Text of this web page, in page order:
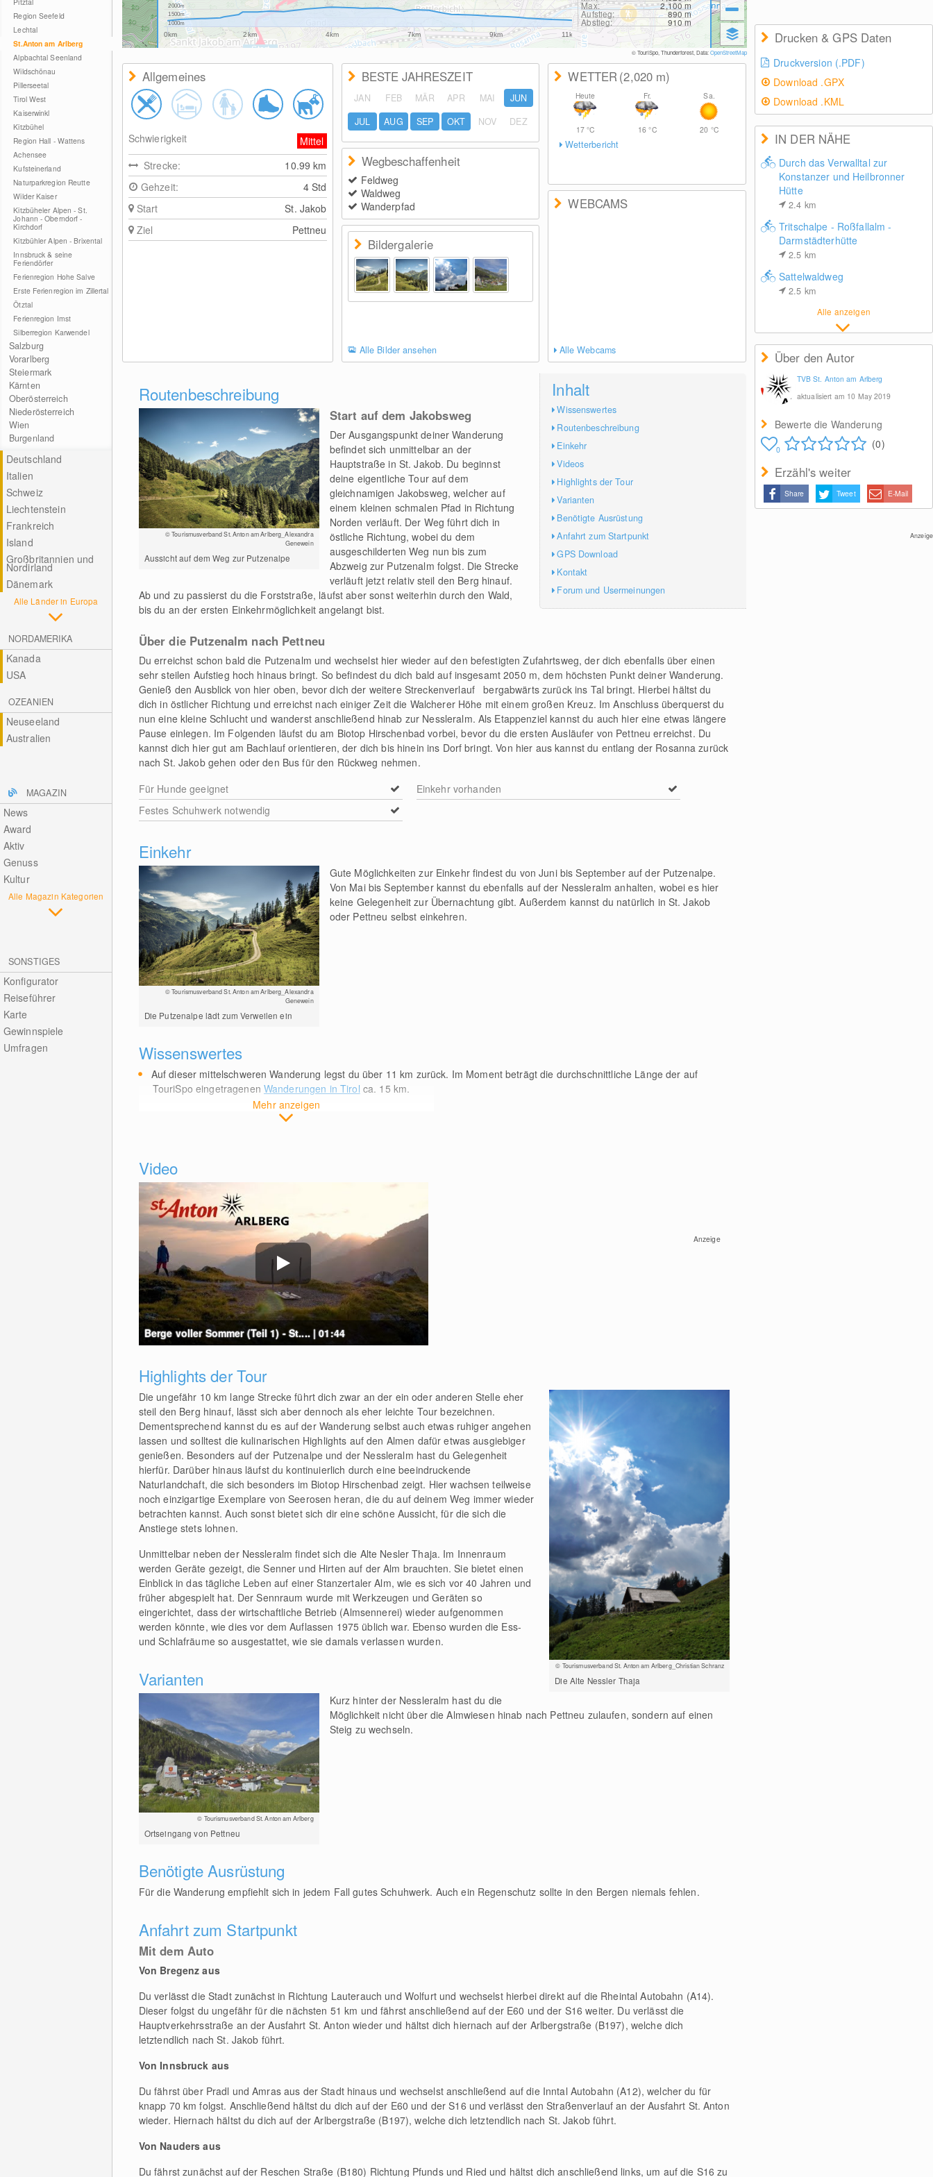
Region Seefeld
Lechtal
St.Anton am Arlberg
Alpbachtal Seenland
Wildschönau
Pillerseetal
Tirol West
Kaiserwinkl
Kitzbühel
Region Hall - Wattens
Achensee
Kufsteinerland
Naturparkregion Reutte
Wilder Kaiser
Kitzbüheler Alpen - St.
Johann - Oberndorf -
Kirchdorf
Kitzbühler Alpen - Brixental
Innsbruck & seine
Feriendörfer
Ferienregion Hohe Salve
Erste Ferienregion im Zillertal
Ötztal
Ferienregion Imst
Silberregion Karwendel
Salzburg
Vorarlberg
Steiermark
Kärnten
Oberösterreich
Niederösterreich
Wien
Burgenland
Deutschland
Italien
Schweiz
Liechtenstein
Frankreich
Island
Großbritannien und
Nordirland
Dänemark
Alle Länder in Europa
NORDAMERIKA
Kanada
USA
OZEANIEN
Neuseeland
Australien
MAGAZIN
News
Award
Aktiv
Genuss
Kultur
Alle Magazin Kategorien
SONSTIGES
Konfigurator
Reiseführer
Karte
Gewinnspiele
Umfragen
0km 2km 4km 7km 9km 11km
1000m
1500m
2000m Max: 2,100m
Aufstieg: 890m
Abstieg: 910m
© TouriSpo, Thunderforest, Data:OpenStreetMap
Drucken & GPS Daten
Druckversion (.PDF)
Download .GPX
Download .KML
IN DER NÄHE
Durch das Verwalltal zur
Konstanzer und Heilbronner
Hütte
2.4 km
Tritschalpe - Roßfallalm -
Darmstädterhütte
2.5 km
Sattelwaldweg
2.5 km
Alle anzeigen
Über den Autor
TVB St. Anton am Arlberg
aktualisiert am 10 May 2019
Bewerte die Wanderung
0 (0)
Erzähl's weiter
Share Tweet E-Mail
Anzeige
Allgemeines
Schwierigkeit
Mittel
Strecke:
10.99km
Gehzeit:
4 Std
Start
St. Jakob
Ziel
Pettneu
BESTE JAHRESZEIT
JAN FEB MÄR APR MAI
JUN
JUL
AUG SEP OKT NOV DEZ
Wegbeschaffenheit
Feldweg
Waldweg
Wanderpfad
Bildergalerie
Alle Bilder ansehen
WETTER(2,020 m)
Heute
17°C
Fr.
16°C
Sa.
20 °C
Wetterbericht
WEBCAMS
Alle Webcams
Inhalt
Wissenswertes
Routenbeschreibung
Einkehr
Videos
Highlights der Tour
Varianten
Benötigte Ausrüstung
Anfahrt zum Startpunkt
GPS Download
Kontakt
Forum und Usermeinungen
Routenbeschreibung
© Tourismusverband St. Anton am Arlberg_Alexandra
Genewein
Aussicht auf dem Weg zur Putzenalpe
Start auf dem Jakobsweg
Der Ausgangspunkt deiner Wanderung
befindet sich unmittelbar an der
Hauptstraße in St. Jakob. Du beginnst
deine eigentliche Tour auf dem
gleichnamigen Jakobsweg, welcher auf
einem kleinen schmalen Pfad in Richtung
Norden verläuft. Der Weg führt dich in
östliche Richtung, wobei du dem
ausgeschilderten Weg nun bis zum
Abzweig zur Putzenalm folgst. Die Strecke
verläuft jetzt relativ steil den Berg hinauf.
Ab und zu passierst du die Forststraße, läufst aber sonst weiterhin durch den Wald,
bis du an der ersten Einkehrmöglichkeit angelangt bist.
Über die Putzenalm nach Pettneu
Du erreichst schon bald die Putzenalm und wechselst hier wieder auf den befestigten Zufahrtsweg, der dich ebenfalls über einen
sehr steilen Aufstieg hoch hinaus bringt. So befindest du dich bald auf insgesamt 2050 m, dem höchsten Punkt deiner Wanderung.
Genieß den Ausblick von hier oben, bevor dich der weitere Streckenverlauf bergabwärts zurück ins Tal bringt. Hierbei hältst du
dich in östlicher Richtung und erreichst nach einiger Zeit die Walcherer Höhe mit einem großen Kreuz. Im Anschluss überquerst du
nun eine kleine Schlucht und wanderst anschließend hinab zur Nessleralm. Als Etappenziel kannst du auch hier eine etwas längere
Pause einlegen. Im Folgenden läufst du am Biotop Hirschenbad vorbei, bevor du die ersten Ausläufer von Pettneu erreichst. Du
kannst dich hier gut am Bachlauf orientieren, der dich bis hinein ins Dorf bringt. Von hier aus kannst du entlang der Rosanna zurück
nach St. Jakob gehen oder den Bus für den Rückweg nehmen.
Für Hunde geeignet
Festes Schuhwerk notwendig
Einkehr vorhanden
Einkehr
© Tourismusverband St. Anton am Arlberg_Alexandra
Genewein
Die Putzenalpe lädt zum Verweilen ein
Gute Möglichkeiten zur Einkehr findest du von Juni bis September auf der Putzenalpe.
Von Mai bis September kannst du ebenfalls auf der Nessleralm anhalten, wobei es hier
keine Gelegenheit zur Übernachtung gibt. Außerdem kannst du natürlich in St. Jakob
oder Pettneu selbst einkehren.
Wissenswertes
Mehr anzeigen
Auf dieser mittelschweren Wanderung legst du über 11km zurück. Im Moment beträgt die durchschnittliche Länge der auf
TouriSpo eingetragenen Wanderungen in Tirol ca. 15 km.
Video
Berge voller Sommer (Teil 1) - St.... | 01:44
Anzeige
Highlights der Tour
© Tourismusverband St. Anton am Arlberg_Christian Schranz
Die Alte Nessler Thaja
Die ungefähr 10 km lange Strecke führt dich zwar an der ein oder anderen Stelle eher
steil den Berg hinauf, lässt sich aber dennoch als eher leichte Tour bezeichnen.
Dementsprechend kannst du es auf der Wanderung selbst auch etwas ruhiger angehen
lassen und solltest die kulinarischen Highlights auf den Almen dafür etwas ausgiebiger
genießen. Besonders auf der Putzenalpe und der Nessleralm hast du Gelegenheit
hierfür. Darüber hinaus läufst du kontinuierlich durch eine beeindruckende
Naturlandchaft, die sich besonders im Biotop Hirschenbad zeigt. Hier wachsen teilweise
noch einzigartige Exemplare von Seerosen heran, die du auf deinem Weg immer wieder
betrachten kannst. Auch sonst bietet sich dir eine schöne Aussicht, für die sich die
Anstiege stets lohnen.
Unmittelbar neben der Nessleralm findet sich die Alte Nesler Thaja. Im Innenraum
werden Geräte gezeigt, die Senner und Hirten auf der Alm brauchten. Sie bietet einen
Einblick in das tägliche Leben auf einer Stanzertaler Alm, wie es sich vor 40 Jahren und
früher abgespielt hat. Der Sennraum wurde mit Werkzeugen und Geräten so
eingerichtet, dass der wirtschaftliche Betrieb (Almsennerei) wieder aufgenommen
werden könnte, wie dies vor dem Auflassen 1975 üblich war. Ebenso wurden die Ess-
und Schlafräume so ausgestattet, wie sie damals verlassen wurden.
Varianten
© Tourismusverband St. Anton am Arlberg
Ortseingang von Pettneu
Kurz hinter der Nessleralm hast du die
Möglichkeit nicht über die Almwiesen hinab nach Pettneu zulaufen, sondern auf einen
Steig zu wechseln.
Benötigte Ausrüstung
Für die Wanderung empfiehlt sich in jedem Fall gutes Schuhwerk. Auch ein Regenschutz sollte in den Bergen niemals fehlen.
Anfahrt zum Startpunkt
Mit dem Auto
Von Bregenz aus
Du verlässt die Stadt zunächst in Richtung Lauterauch und Wolfurt und wechselst hierbei direkt auf die Rheintal Autobahn (A14).
Dieser folgst du ungefähr für die nächsten 51 km und fährst anschließend auf der E60 und der S16 weiter. Du verlässt die
Hauptverkehrsstraße an der Ausfahrt St. Anton wieder und hältst dich hiernach auf der Arlbergstraße (B197), welche dich
letztendlich nach St. Jakob führt.
Von Innsbruck aus
Du fährst über Pradl und Amras aus der Stadt hinaus und wechselst anschließend auf die Inntal Autobahn (A12), welcher du für
knapp 70 km folgst. Anschließend hältst du dich auf der E60 und der S16 und verlässt den Straßenverlauf an der Ausfahrt St. Anton
wieder. Hiernach hältst du dich auf der Arlbergstraße (B197), welche dich letztendlich nach St. Jakob führt.
Von Nauders aus
Du fährst zunächst auf der Reschen Straße (B180) Richtung Pfunds und Ried und hältst dich anschließend links, um auf die S16 zu